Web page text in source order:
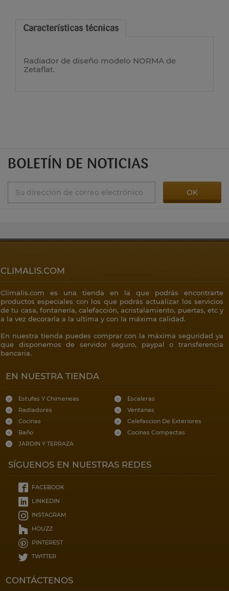
Características técnicas
Radiador de diseño modelo NORMA de
Zetaflat.
BOLETÍN DE NOTICIAS
CLIMALIS.COM
Climalis.com es una tienda en la que podrás encontrarte
productos especiales con los que podrás actualizar los servicios
de tu casa, fontanería, calefacción, acristalamiento, puertas, etc y
a la vez decorarla a la ultima y con la máxima calidad.
En nuestra tienda puedes comprar con la máxima seguridad ya
que disponemos de servidor seguro, paypal o transferencia
bancaria.
EN NUESTRA TIENDA
Estufas Y Chimeneas
Radiadores
Cocinas
Baño
JARDIN Y TERRAZA
Escaleras
Ventanas
Calefaccion De Exteriores
Cocinas Compactas
SÍGUENOS EN NUESTRAS REDES
FACEBOOK
LINKEDIN
INSTAGRAM
HOUZZ
PINTEREST
TWITTER
CONTÁCTENOS